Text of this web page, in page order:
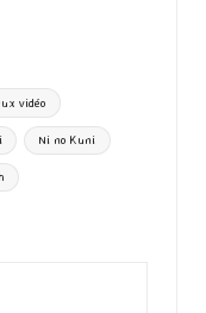
vidéo
Ni no Kuni